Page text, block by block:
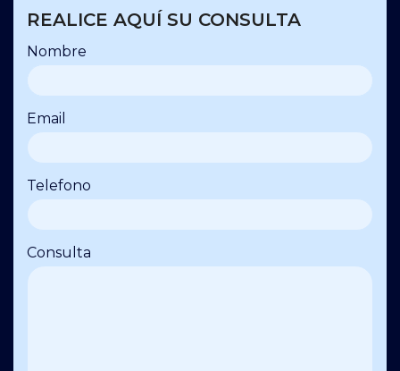
REALICE AQUÍ SU CONSULTA
Nombre
Email
Telefono
Consulta